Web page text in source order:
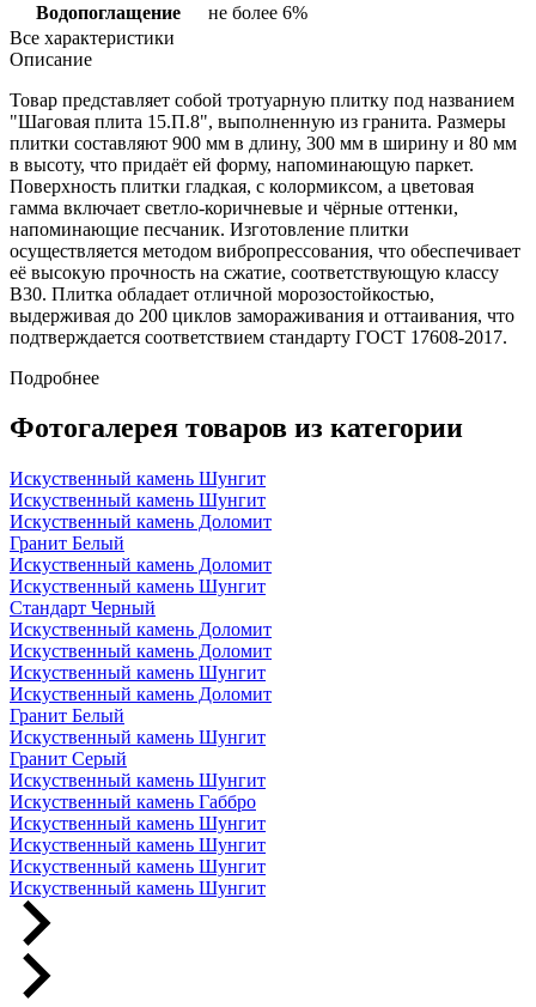
Водопоглащение
не более 6%
Все характеристики
Описание
Товар представляет собой тротуарную плитку под названием
"Шаговая плита 15.П.8", выполненную из гранита. Размеры
плитки составляют 900 мм в длину, 300 мм в ширину и 80 мм
в высоту, что придаёт ей форму, напоминающую паркет.
Поверхность плитки гладкая, с колормиксом, а цветовая
гамма включает светло-коричневые и чёрные оттенки,
напоминающие песчаник. Изготовление плитки
осуществляется методом вибропрессования, что обеспечивает
её высокую прочность на сжатие, соответствующую классу
B30. Плитка обладает отличной морозостойкостью,
выдерживая до 200 циклов замораживания и оттаивания, что
подтверждается соответствием стандарту ГОСТ 17608-2017.
Подробнее
Фотогалерея товаров из категории
Искуственный камень Шунгит
Искуственный камень Шунгит
Искуственный камень Доломит
Гранит Белый
Искуственный камень Доломит
Искуственный камень Шунгит
Стандарт Черный
Искуственный камень Доломит
Искуственный камень Доломит
Искуственный камень Шунгит
Искуственный камень Доломит
Гранит Белый
Искуственный камень Шунгит
Гранит Серый
Искуственный камень Шунгит
Искуственный камень Габбро
Искуственный камень Шунгит
Искуственный камень Шунгит
Искуственный камень Шунгит
Искуственный камень Шунгит